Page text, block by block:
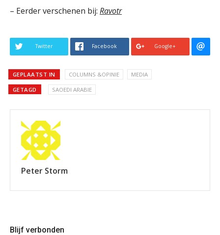
– Eerder verschenen bij: Ravotr
Twitter Facebook Google+
GEPLAATST IN COLUMNS &OPINIE MEDIA
GETAGD SAOEDI ARABIE
Peter Storm
Blijf verbonden